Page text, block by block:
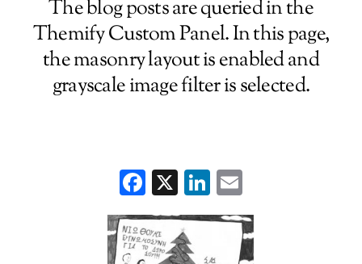
The blog posts are queried in the
Themify Custom Panel. In this page,
the masonry layout is enabled and
grayscale image filter is selected.
F
ac
e
X Li
n
ke
m
ai